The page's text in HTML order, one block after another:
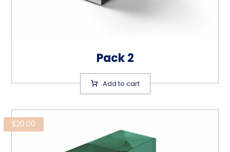
Pack 2
Add to cart
$20.00